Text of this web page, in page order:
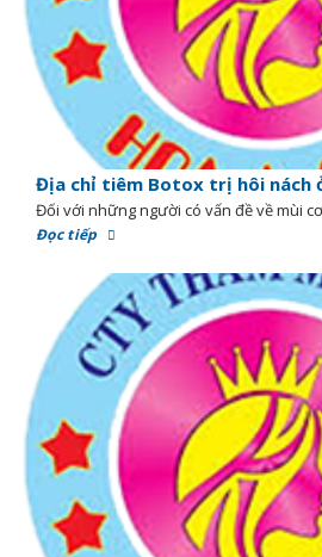
Địa chỉ tiêm Botox trị hôi nách
Đối với những người có vấn đề về mùi
Đọc tiếp